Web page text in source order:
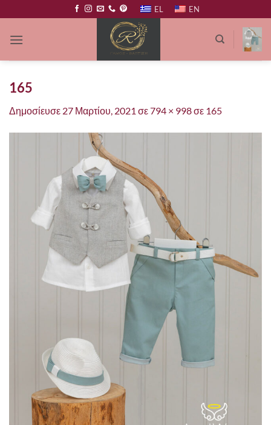
στο
περιεχόμενο
EL EN
165
Δημοσίευσε 27 Μαρτίου, 2021 σε794 × 998σε 165